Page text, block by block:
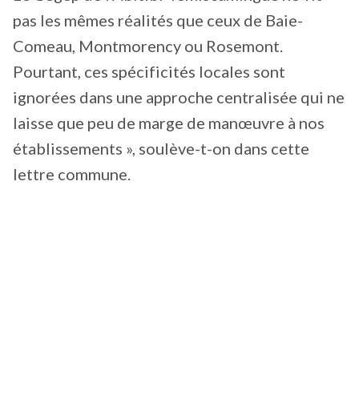
pas les mêmes réalités que ceux de Baie-
Comeau, Montmorency ou Rosemont.
Pourtant, ces spécificités locales sont
ignorées dans une approche centralisée qui ne
laisse que peu de marge de manœuvre à nos
établissements », soulève-t-on dans cette
lettre commune.